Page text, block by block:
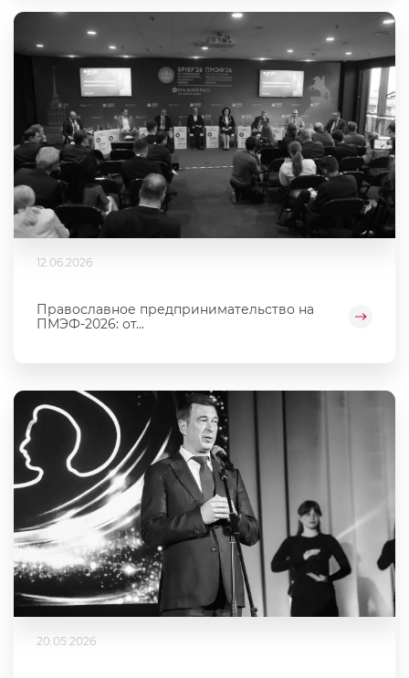
12.06.2026
Православное предпринимательство на
ПМЭФ-2026: от...
20.05.2026